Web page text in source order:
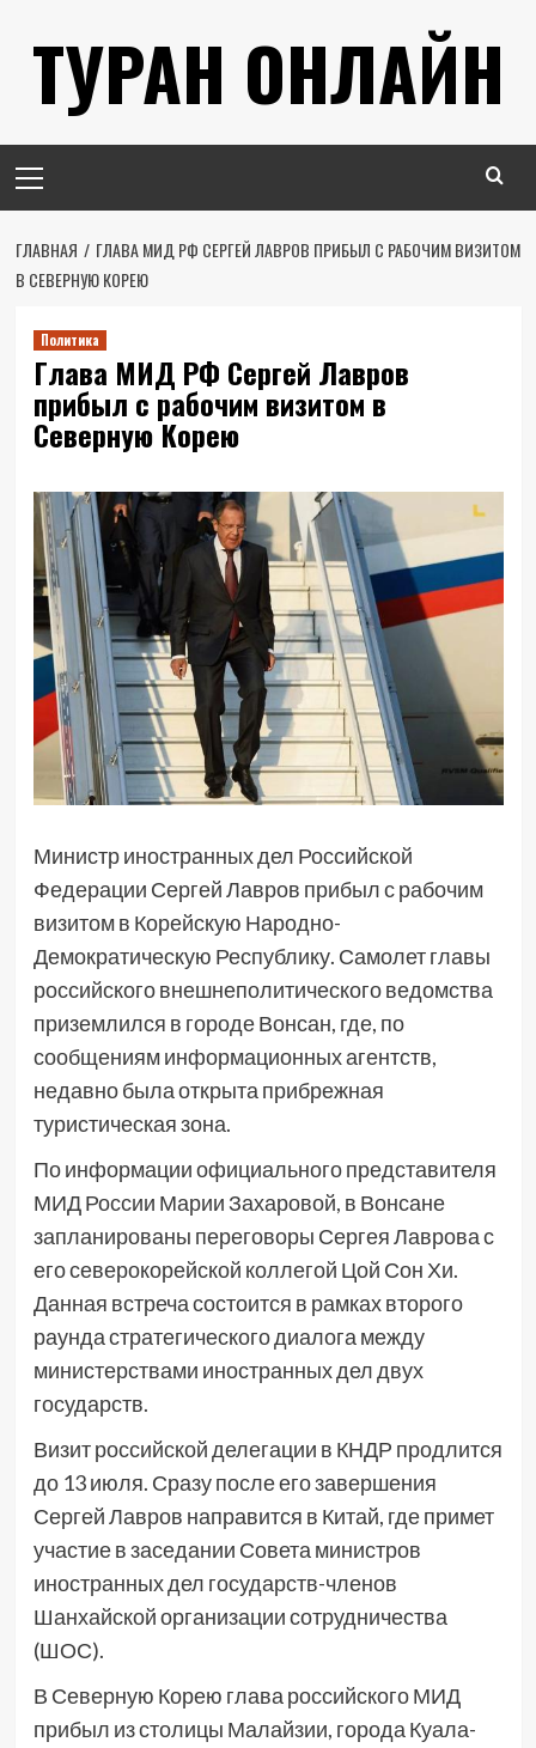
содержимому
ТУРАН ОНЛАЙН
меню
ГЛАВНАЯ
ГЛАВА МИД РФ СЕРГЕЙ ЛАВРОВ ПРИБЫЛ С РАБОЧИМ ВИЗИТОМ
В СЕВЕРНУЮ КОРЕЮ
Политика
Глава МИД РФ Сергей Лавров
прибыл с рабочим визитом в
Северную Корею
Министр иностранных дел Российской
Федерации Сергей Лавров прибыл с рабочим
визитом в Корейскую Народно-
Демократическую Республику. Самолет главы
российского внешнеполитического ведомства
приземлился в городе Вонсан, где, по
сообщениям информационных агентств,
недавно была открыта прибрежная
туристическая зона.
По информации официального представителя
МИД России Марии Захаровой, в Вонсане
запланированы переговоры Сергея Лаврова с
его северокорейской коллегой Цой Сон Хи.
Данная встреча состоится в рамках второго
раунда стратегического диалога между
министерствами иностранных дел двух
государств.
Визит российской делегации в КНДР продлится
до 13 июля. Сразу после его завершения
Сергей Лавров направится в Китай, где примет
участие в заседании Совета министров
иностранных дел государств-членов
Шанхайской организации сотрудничества
(ШОС).
В Северную Корею глава российского МИД
прибыл из столицы Малайзии, города Куала-